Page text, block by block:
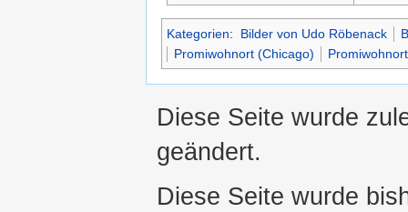
Kategorien: Bilder von Udo Röbenack
Promiwohnort (Chicago)
Promiwohnort
Diese Seite wurde
geändert.
Diese Seite wurde